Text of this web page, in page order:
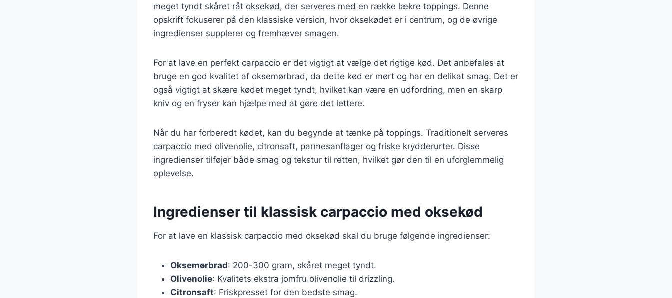
meget tyndt skåret råt oksekød, der serveres med en række lækre toppings. Denne
opskrift fokuserer på den klassiske version, hvor oksekødet er i centrum, og de øvrige
ingredienser supplerer og fremhæver smagen.
For at lave en perfekt carpaccio er det vigtigt at vælge det rigtige kød. Det anbefales at
bruge en god kvalitet af oksemørbrad, da dette kød er mørt og har en delikat smag. Det er
også vigtigt at skære kødet meget tyndt, hvilket kan være en udfordring, men en skarp
kniv og en fryser kan hjælpe med at gøre det lettere.
Når du har forberedt kødet, kan du begynde at tænke på toppings. Traditionelt serveres
carpaccio med olivenolie, citronsaft, parmesanflager og friske krydderurter. Disse
ingredienser tilføjer både smag og tekstur til retten, hvilket gør den til en uforglemmelig
oplevelse.
Ingredienser til klassisk carpaccio med oksekød
For at lave en klassisk carpaccio med oksekød skal du bruge følgende ingredienser:
Oksemørbrad: 200-300 gram, skåret meget tyndt.
Olivenolie: Kvalitets ekstra jomfru olivenolie til drizzling.
Citronsaft: Friskpresset for den bedste smag.